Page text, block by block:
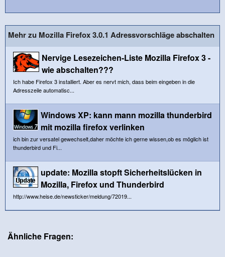
Mehr zu Mozilla Firefox 3.0.1 Adressvorschläge abschalten
Nervige Lesezeichen-Liste Mozilla Firefox 3 -
wie abschalten???
Ich habe Firefox 3 installiert. Aber es nervt mich, dass beim eingeben in die
Adresszeile automatisc...
Windows XP: kann mann mozilla thunderbird
mit mozilla firefox verlinken
ich bin zur versatel gewechselt,daher möchte ich gerne wissen,ob es möglich ist
thunderbird und Fi...
update: Mozilla stopft Sicherheitslücken in
Mozilla, Firefox und Thunderbird
http://www.heise.de/newsticker/meldung/72019...
Ähnliche Fragen: